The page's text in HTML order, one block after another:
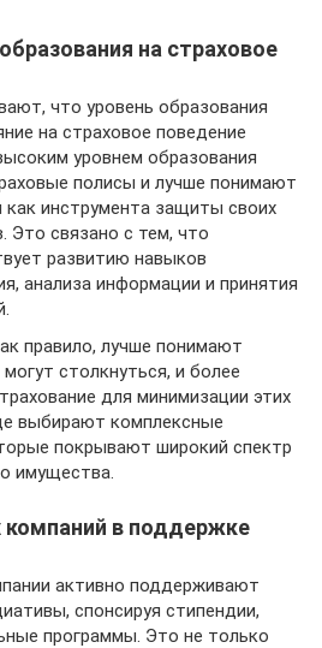
на страховое
что уровень образования
на страховое поведение
уровнем образования
полисы и лучше понимают
как инструмента защиты своих
Это связано с тем, что
развитию навыков
анализа информации и принятия
правило, лучше понимают
столкнуться, и более
для минимизации этих
выбирают комплексные
покрывают широкий спектр
имущества.
компаний в поддержке
активно поддерживают
спонсируя стипендии,
программы. Это не только